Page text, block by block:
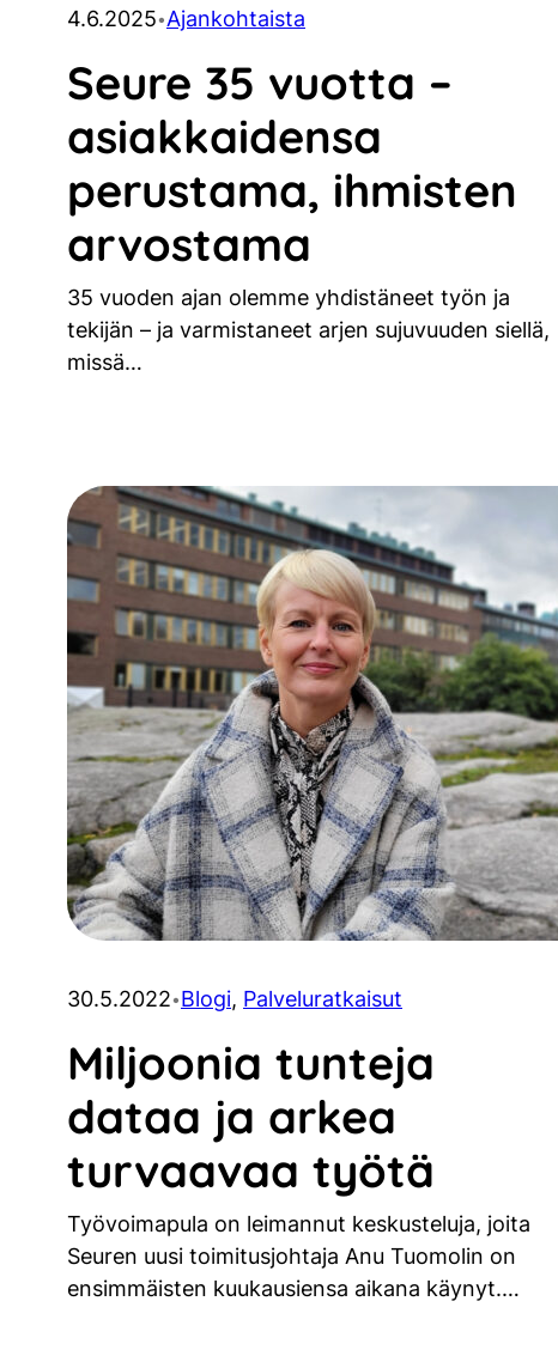
4.6.2025•Ajankohtaista
Seure 35 vuotta –
asiakkaidensa
perustama, ihmisten
arvostama
35 vuoden ajan olemme yhdistäneet työn ja
tekijän – ja varmistaneet arjen sujuvuuden siellä,
missä…
30.5.2022•Blogi, Palveluratkaisut
Miljoonia tunteja
dataa ja arkea
turvaavaa työtä
Työvoimapula on leimannut keskusteluja, joita
Seuren uusi toimitusjohtaja Anu Tuomolin on
ensimmäisten kuukausiensa aikana käynyt.…